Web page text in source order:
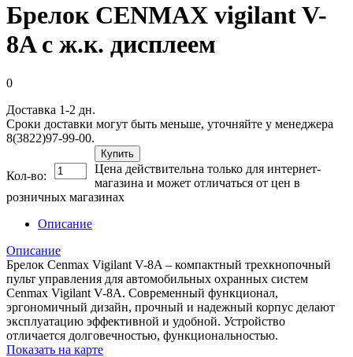
Брелок CENMAX vigilant V-
8A с ж.к. дисплеем
0
Доставка 1-2 дн.
Сроки доставки могут быть меньше, уточняйте у менеджера
8(3822)97-99-00.
Кол-во:
Купить
Цена действительна только для интернет-
магазина и может отличаться от цен в
розничных магазинах
Описание
Описание
Брелок Cenmax Vigilant V-8A – компактный трехкнопочный
пульт управления для автомобильных охранных систем
Cenmax Vigilant V-8A. Современный функционал,
эргономичный дизайн, прочный и надежный корпус делают
эксплуатацию эффективной и удобной. Устройство
отличается долговечностью, функциональностью.
Показать на карте